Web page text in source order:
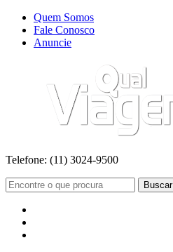
Quem Somos
Fale Conosco
Anuncie
Telefone: (11) 3024-9500
Buscar